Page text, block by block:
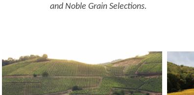
and Noble Grain Selections.